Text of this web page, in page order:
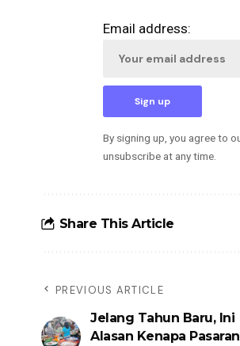
Email address:
By signing up, you agree to
unsubscribe at any time.
Share This Article
PREVIOUS ARTICLE
Jelang Tahun Baru, Ini
Alasan Kenapa Pasaran